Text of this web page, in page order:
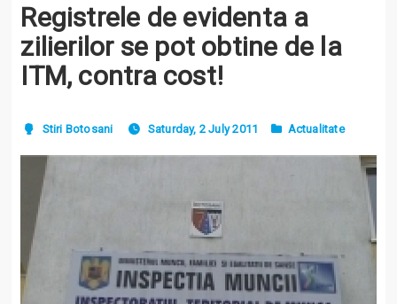
Registrele de evidenta a
zilierilor se pot obtine de la
ITM, contra cost!
Stiri Botosani Saturday, 2 July 2011 Actualitate